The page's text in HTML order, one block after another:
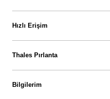
Hızlı Erişim
Thales Pırlanta
Bilgilerim